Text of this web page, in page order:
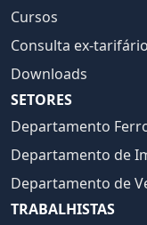
Cursos
Consulta ex-tarifário
Downloads
SETORES
Departamento
Departamento de
Departamento de
TRABALHISTAS